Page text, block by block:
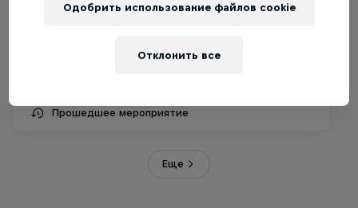
Прошедшее мероприятие
Еще
Отклонить все
Одобрить использование файлов cookie